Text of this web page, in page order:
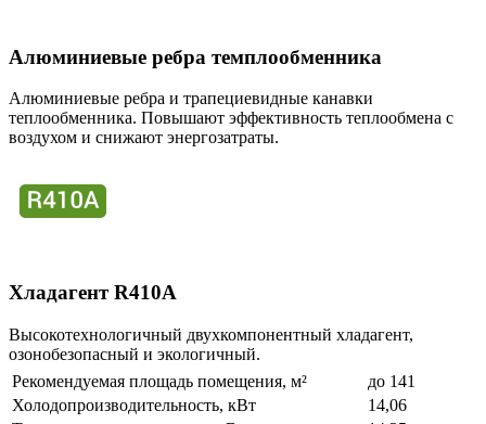
Алюминиевые ребра темплообменника
Алюминиевые ребра и трапециевидные канавки
теплообменника. Повышают эффективность теплообмена с
воздухом и снижают энергозатраты.
Хладагент R410A
Высокотехнологичный двухкомпонентный хладагент,
озонобезопасный и экологичный.
Рекомендуемая площадь помещения, м²
до 141
Холодопроизводительность, кВт
14,06